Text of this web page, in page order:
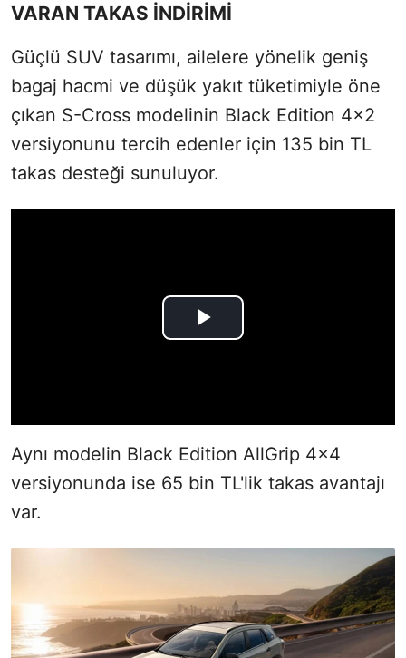
VARAN TAKAS İNDİRİMİ
Güçlü SUV tasarımı, ailelere yönelik geniş
bagaj hacmi ve düşük yakıt tüketimiyle öne
çıkan S-Cross modelinin Black Edition 4x2
versiyonunu tercih edenler için 135 bin TL
takas desteği sunuluyor.
Aynı modelin Black Edition AllGrip 4x4
versiyonunda ise 65 bin TL'lik takas avantajı
var.